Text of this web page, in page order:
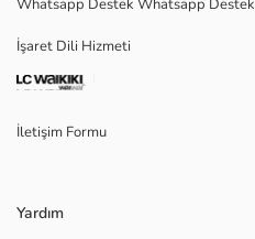
Whatsapp Destek Whatsapp Destek
İşaret Dili Hizmeti
İletişim Formu
Yardım